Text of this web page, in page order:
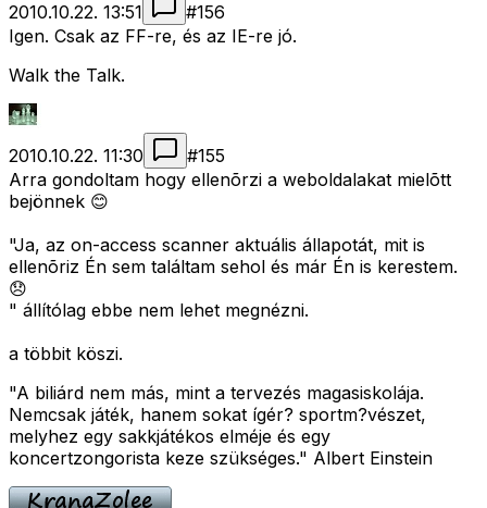
2010.10.22. 13:51
#156
Igen. Csak az FF-re, és az IE-re jó.
Walk the Talk.
2010.10.22. 11:30 #155
Arra gondoltam hogy ellenõrzi a weboldalakat mielõtt
bejönnek 😊
"Ja, az on-access scanner aktuális állapotát, mit is
ellenõriz Én sem találtam sehol és már Én is kerestem.
😞
" állítólag ebbe nem lehet megnézni.
a többit köszi.
"A biliárd nem más, mint a tervezés magasiskolája.
Nemcsak játék, hanem sokat ígér? sportm?vészet,
melyhez egy sakkjátékos elméje és egy
koncertzongorista keze szükséges." Albert Einstein